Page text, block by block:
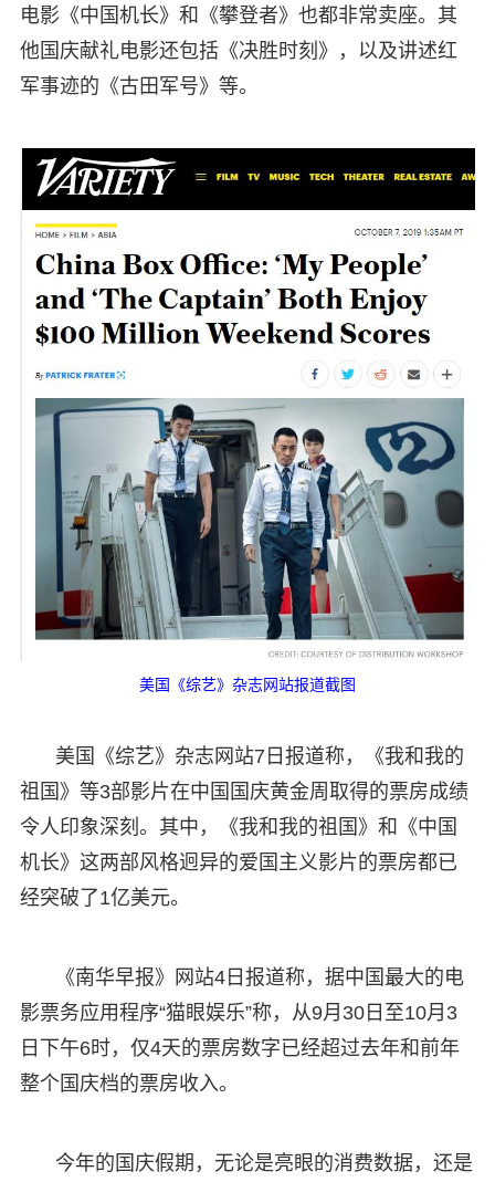
电影《中国机长》和《攀登者》也都非常卖座。其
他国庆献礼电影还包括《决胜时刻》，以及讲述红
军事迹的《古田军号》等。
美国《综艺》杂志网站报道截图
美国《综艺》杂志网站7日报道称，《我和我的
祖国》等3部影片在中国国庆黄金周取得的票房成绩
令人印象深刻。其中，《我和我的祖国》和《中国
机长》这两部风格迥异的爱国主义影片的票房都已
经突破了1亿美元。
《南华早报》网站4日报道称，据中国最大的电
影票务应用程序“猫眼娱乐”称，从9月30日至10月3
日下午6时，仅4天的票房数字已经超过去年和前年
整个国庆档的票房收入。
今年的国庆假期，无论是亮眼的消费数据，还是